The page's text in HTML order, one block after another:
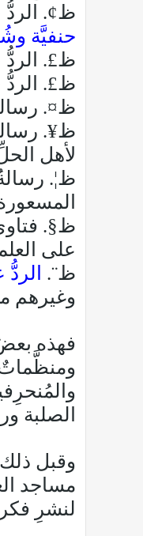
ظ¢.
حنفيَّة
ظ£. الردُّ
ظ£.
ظ¤.
ظ¥.
لأهل
ظ¦.
ظ§.
على
ظ¨.
وغيرهم
فهذه
ومنظَّماتٌ
الصلبة
وقبل
مساجد
لنشرِ فكر